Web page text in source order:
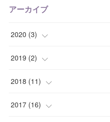
アーカイブ
2020 (3)
(1
( 1)
(1)
2019 (2)
( 1)
(1)
2018 (11)
(2)
2017 (16)